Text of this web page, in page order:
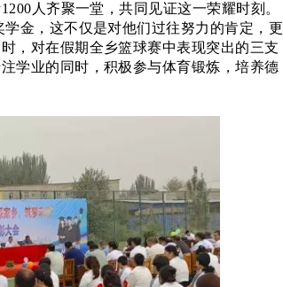
1200人齐聚一堂，共同见证这一荣耀时刻。
金，这不仅是对他们过往努力的肯定，更
，对在假期全乡篮球赛中表现突出的三支
学业的同时，积极参与体育锻炼，培养德